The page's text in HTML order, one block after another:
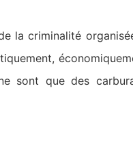
la criminalité
sont que des